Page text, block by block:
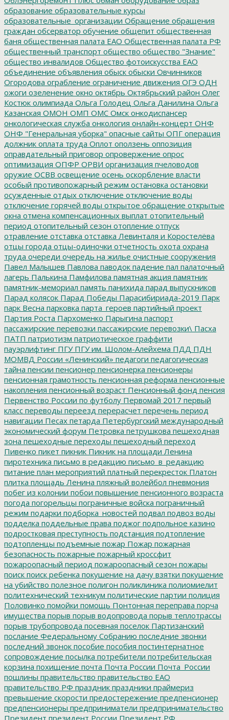
образование образовательные курсы
образовательные_организации Обращение обращения
граждан обсерватор обучение общепит общественная
баня общественная палата ЕАО Общественная палата РФ
общественный транспорт общество общество "Знание"
общество инвалидов Общество фотоискусства ЕАО
объединение объявления обыск обыски Овчинников
Огородова ограбление ограничение движения ОГЭ ОДН
ожоги озеленение окно октябрь Октябрьский район Олег
Костюк олимпиада Ольга Голодец Ольга Данилина Ольга
Казанская ОМОН ОМП ОМС Омск онкодиспансер
онкологическая служба онкология онлайн-концерт ОНФ
ОНФ "Генеральная уборка" опасные сайты ОПГ операция
должник оплата труда Оплот оползень оппозиция
оправдательный приговор опровержение опрос
оптимизация ОПФР ОРВИ организация пчеловодов
оружие ОСВВ освещение осень оскорбление власти
особый противопожарный режим остановка остановки
осужденные отдых отключение отключение воды
отключение горячей воды открытое обращение открытые
окна отмена компенсационных выплат отопительный
период отопительный сезон отопление отпуск
отравление отставка отставка Левинталя и Коростелёва
отцы города отцы-одиночки отчетность охота охрана
труда очереди очередь на жилье очистные сооружения
Павел Малышев Павлова паводок падение пал палаточный
лагерь Палькина Памфилова памятная акция памятник
памятник-мемориал память панихида парад выпускников
Парад колясок Парад Победы Парасибириада-2019 Парк
парк Весна парковка парта_героев партийный проект
Партия Роста Пархоменко Парыгина паспорт
пассажирские перевозки пассажирские перевозки\ Пасха
ПАТП патриотизм патриотическое граффити
пауэрлифтинг ПГУПГУ им. Шолом-Алейхема ПДД ПДН
МОМВД России «Ленинский» педагоги педагогическая
тайна пенсии пенсионер пенсионерка пенсионеры
пенсионная грамотность пенсионная реформа пенсионные
накопления пенсионный возраст Пенсионный фонд пенсия
Первенство России по футболу Первомай 2017 первый
класс переводы переезд перерасчет перечень период
навигации Песах петарда Петербургский международный
экономический форум Петровка петрушкова пешеходная
зона пешеходные переходы пешеходный переход
Пивенко пикет пикник Пикник на площади Ленина
пиротехника письмо в редакцию письмо_в_редакцию
питание план мероприятий платный перекресток Платон
плитка площадь Ленина пляжный волейбол пневмония
побег из колонии побои повышение пенсионного возраста
погода погорельцы пограничные войска пограничный
режим подарки подборка_новостей подвал подвоз воды
подделка поддельные права поджог подпольное казино
подростковая преступность подстанция подтопление
подтопленцы подъемные пожар Пожар пожарная
безопасность пожарные пожарный кроссфит
пожароопасный период пожароопасный сезон пожары
поиск поиск ребенка покушение на дачу взятки покушение
на убийство полезное полигон поликлиника полиомиелит
политехнический техникум политические партии полиция
Половинко помойки помощь Понтонная переправа порча
имущества порыв порыв водопровода порыв теплотрассы
порыв трубопровода посевная поселок Партизанский
послание Федеральному Собранию последние звонки
последний звонок пособие пособия постинтернатное
сопровождение посылка потребители потребительская
корзина похищение почта Почта России Почта_России
пошлины правительство правительство ЕАО
правительство РФ праздник праздники праймериз
превышение скорости предостережение предпенсионер
предпенсионеры предприниматели предпринимательство
Президент президент России Президент РФ